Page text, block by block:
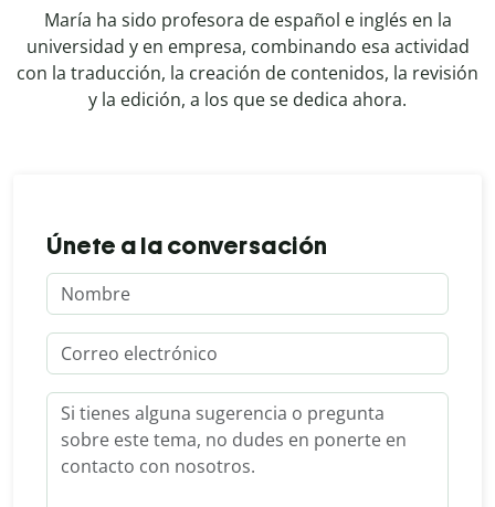
María ha sido profesora de español e inglés en la
universidad y en empresa, combinando esa actividad
con la traducción, la creación de contenidos, la revisión
y la edición, a los que se dedica ahora.
Únete a la conversación